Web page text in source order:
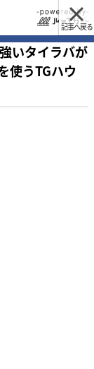
記事へ戻る
いタイラバが
使うTGハウ